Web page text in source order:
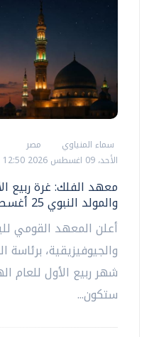
سماء المنياوي
مصر
الأحد، 09 اغسطس 2026 12:50 ص
معهد الفلك: غرة ربيع
والمولد النبوي 25 أغسطس
أعلن المعهد القومي
والجيوفيزيقية، برئاسة
ستكون...